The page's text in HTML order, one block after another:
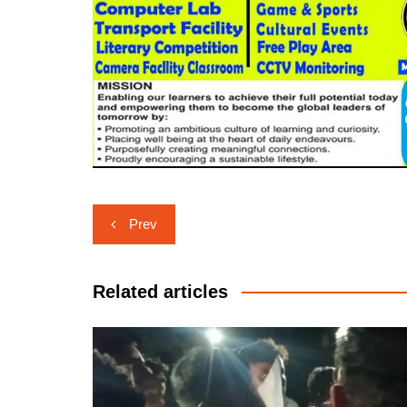
Post
navigation
Prev
Related articles